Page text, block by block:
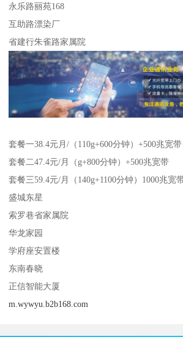
永乐路丽苑168
互助路漂染厂
省建行朱雀路家属院
套餐一38.4元月/（110g+600分钟）+500兆宽带
套餐二47.4元/月（g+800分钟）+500兆宽带
套餐三59.4元/月（140g+1100分钟）1000兆宽
盛城东星
索罗巷省家属院
华龙家园
学府座安置楼
东南春晓
正信智能大厦
m.wywyu.b2b168.com